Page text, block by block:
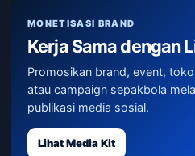
MONETISASI BRAND
Kerja Sama dengan
Promosikan brand, event,
atau campaign sepakbola
publikasi media sosial.
Lihat Media Kit